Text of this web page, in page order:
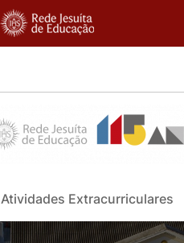
Atividades Extracurriculares